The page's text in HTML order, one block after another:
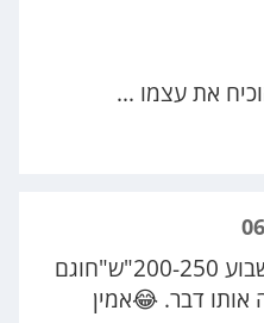
את עצמו ...
יש לי אימפרזה 2019. כל שבוע 200-250"ש"חוגם
אותו דבר. 😂אמין